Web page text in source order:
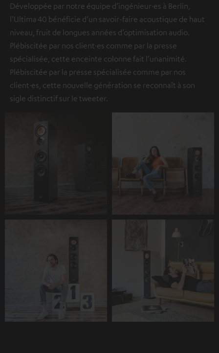
Développée par notre équipe d’ingénieur·es à Berlin,
l’Ultima 40 bénéficie d’un savoir-faire acoustique de haut
niveau, fruit de longues années d’optimisation audio.
Plébiscitée par nos client·es comme par la presse
spécialisée, cette enceinte colonne fait l’unanimité.
Plébiscitée par la presse spécialisée comme par nos
client·es, cette nouvelle génération se reconnaît à son
sigle distinctif sur le tweeter.